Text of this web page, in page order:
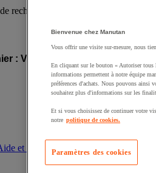
recherche
: Vous avez ajouté un produit
Aide et contact
Bienvenue chez Manutan
Vous offrir une visite sur-mesure, nous
En cliquant sur le bouton « Autoriser tous
informations permettent à notre équipe
préférences d'achats. Nous pouvons ainsi
souhaitez plus d'informations sur les
Et si vous choisissez de continuer votre
notre politique de cookies.
Paramètres des cookies